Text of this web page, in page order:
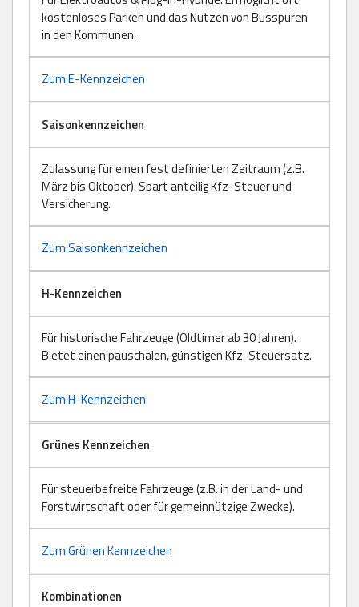
kostenloses Parken und das Nutzen von Busspuren
in den Kommunen.
Zum E-Kennzeichen
Saisonkennzeichen
Zulassung für einen fest definierten Zeitraum (z.B.
März bis Oktober). Spart anteilig Kfz-Steuer und
Versicherung.
Zum Saisonkennzeichen
H-Kennzeichen
Für historische Fahrzeuge (Oldtimer ab 30 Jahren).
Bietet einen pauschalen, günstigen Kfz-Steuersatz.
Zum H-Kennzeichen
Grünes Kennzeichen
Für steuerbefreite Fahrzeuge (z.B. in der Land- und
Forstwirtschaft oder für gemeinnützige Zwecke).
Zum Grünen Kennzeichen
Kombinationen